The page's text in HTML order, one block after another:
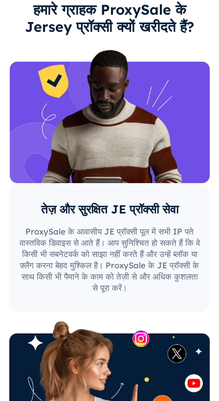
हमारे ग्राहक ProxySale के
Jersey प्रॉक्सी क्यों खरीदते हैं?
तेज़ और सुरक्षित JE प्रॉक्सी सेवा
ProxySale के आवासीय JE प्रॉक्सी पूल में सभी IP पते
वास्तविक डिवाइस से आते हैं। आप सुनिश्चित हो सकते हैं कि वे
किसी भी सबनेटवर्क को साझा नहीं करते हैं और उन्हें ब्लॉक या
फ़्लैग करना बेहद मुश्किल है। ProxySale के JE प्रॉक्सी के
साथ किसी भी पैमाने के काम को तेज़ी से और अधिक कुशलता
से पूरा करें।